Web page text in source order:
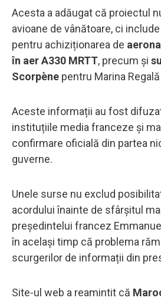
Acesta a adăugat că proiectul
avioane de vânătoare, ci
pentru achiziționarea de
în aer A330 MRTT, precum și
Scorpène pentru Marina
Aceste informații au fost
instituțiile media franceze și
confirmare oficială din partea
guverne.
Unele surse nu exclud
acordului înainte de sfârșitul
președintelui francez
în același timp că problema
scurgerilor de informații din
Site-ul web a reamintit că